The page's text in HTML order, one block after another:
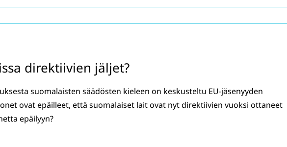
direktiivien jäljet?
suomalaisten säädösten kieleen on keskusteltu EU-jäsenyyden
ovat epäilleet, että suomalaiset lait ovat nyt direktiivien vuoksi ottaneet
epäilyyn?